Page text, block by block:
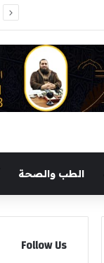
الطب والصحة
Follow Us